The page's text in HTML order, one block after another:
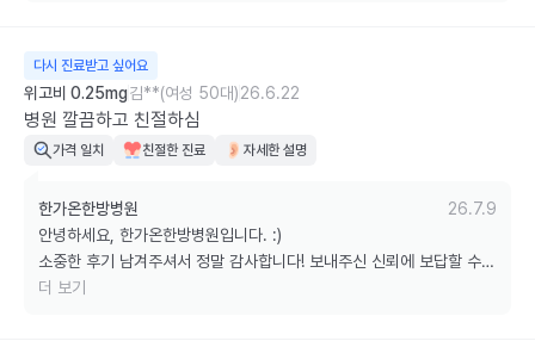
다시 진료받고 싶어요
위고비 0.25mg김**(여성 50대)26.6.22
병원 깔끔하고 친절하심
가격 일치 친절한 진료 자세한 설명
한가온한방병원
26.7.9
안녕하세요, 한가온한방병원입니다. :)
소중한 후기 남겨주셔서 정말 감사합니다! 보내주신 신뢰에 보답할 수
있도록 늘 최선을 다하겠습니다.
더 보기